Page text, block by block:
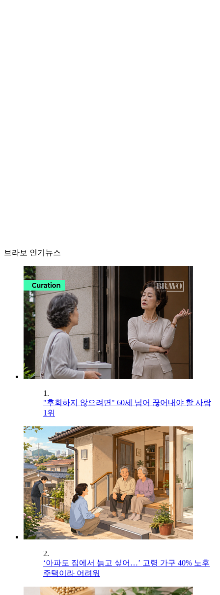
브라보 인기뉴스
1.
"후회하지 않으려면" 60세 넘어 끊어내야 할 사람
1위
2.
‘아파도 집에서 늙고 싶어…’ 고령 가구 40% 노후
주택이라 어려워